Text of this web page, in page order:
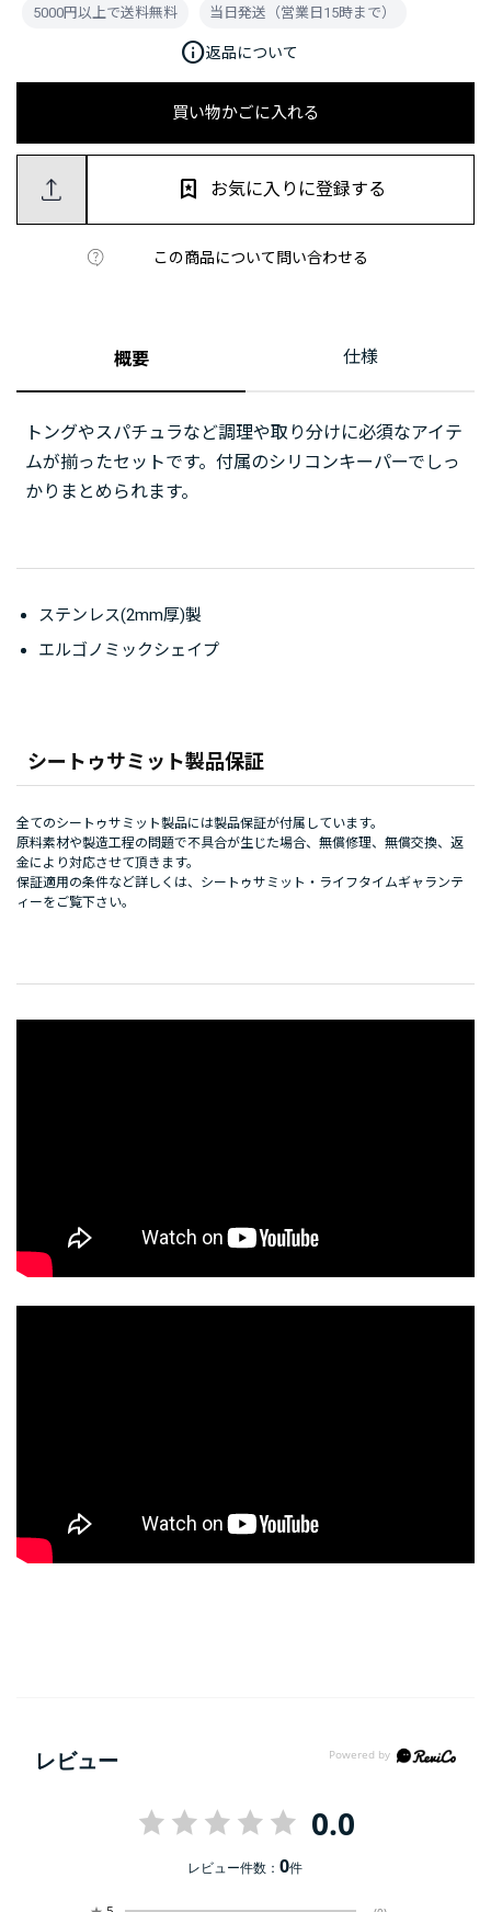
買い物かごに入れる
この商品について問い合わせる
お気に入りに登録する
5000円以上で送料無料 当日発送（営業日15時まで）
info返品について
概要 仕様
トングやスパチュラなど調理や取り分けに必須なアイテ
ムが揃ったセットです。付属のシリコンキーパーでしっ
かりまとめられます。
シートゥサミット製品保証
全てのシートゥサミット製品には製品保証が付属しています。
原料素材や製造工程の問題で不具合が生じた場合、無償修理、無償交換、返
金により対応させて頂きます。
保証適用の条件など詳しくは、 シートゥサミット・ライフタイムギャランテ
ィーをご覧下さい。
ステンレス(2mm厚)製
エルゴノミックシェイプ
レビュー
0.0
レビュー件数：0件